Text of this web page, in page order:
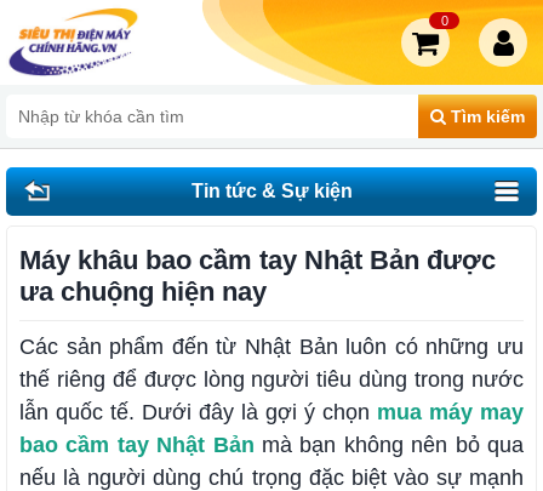
Tìm kiếm
0
Tin tức & Sự kiện
Máy khâu bao cầm tay Nhật Bản được
ưa chuộng hiện nay
Các sản phẩm đến từ Nhật Bản luôn có những ưu
thế riêng để được lòng người tiêu dùng trong nước
lẫn quốc tế. Dưới đây là gợi ý chọn mua máy may
bao cầm tay Nhật Bản mà bạn không nên bỏ qua
nếu là người dùng chú trọng đặc biệt vào sự mạnh